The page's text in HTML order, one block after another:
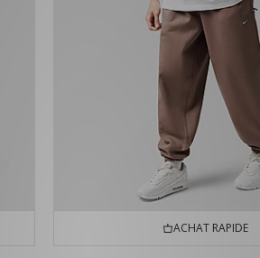
ACHAT RAPIDE